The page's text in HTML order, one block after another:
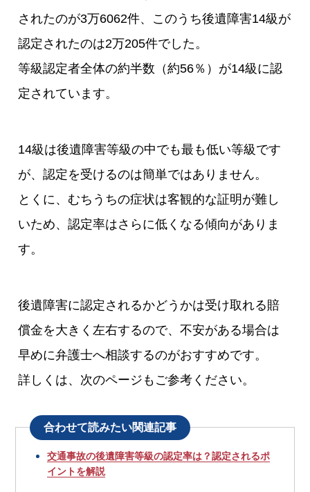
されたのが3万6062件、このうち後遺障害14級が
認定されたのは2万205件でした。
等級認定者全体の約半数（約56％）が14級に認
定されています。
14級は後遺障害等級の中でも最も低い等級です
が、認定を受けるのは簡単ではありません。
とくに、むちうちの症状は客観的な証明が難し
いため、認定率はさらに低くなる傾向がありま
す。
後遺障害に認定されるかどうかは受け取れる賠
償金を大きく左右するので、不安がある場合は
早めに弁護士へ相談するのがおすすめです。
詳しくは、次のページもご参考ください。
合わせて読みたい関連記事
交通事故の後遺障害等級の認定率は？認定されるポ
イントを解説